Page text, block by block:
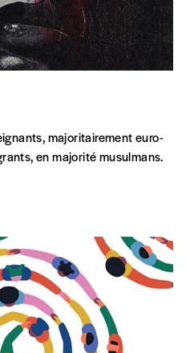
majoritairement euro-
en majorité musulmans.